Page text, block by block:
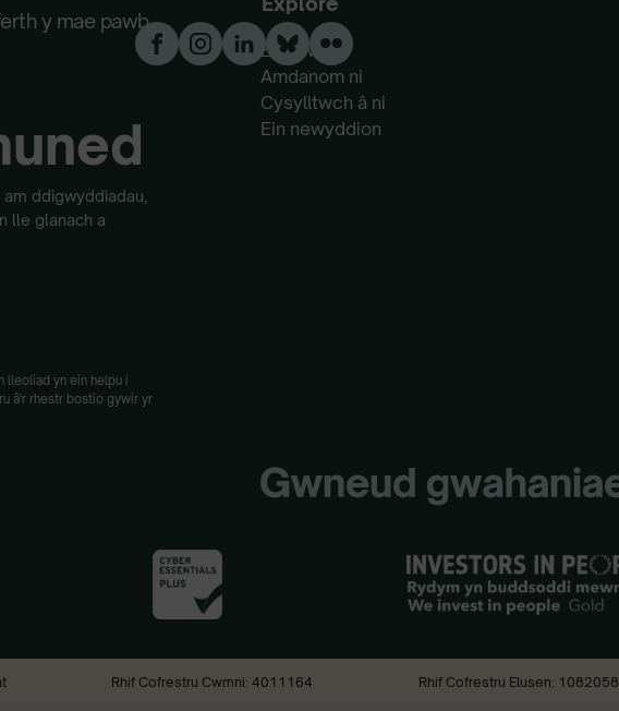
y mae pawb
ddigwyddiadau,
lle glanach a
lleoliad yn ein helpu i
â'r rhestr bostio gywir yr
Ein gwaith
Amdanom ni
Cysylltwch â ni
Ein newyddion
Rhif Cofrestru Cwmni: 4011164 Rhif Cofrestru Elusen: 1082058